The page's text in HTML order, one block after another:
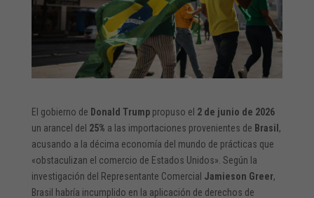
El gobierno de Donald Trumppropuso el 2 de junio de 2026
un arancel del 25% a las importaciones provenientes de Brasil ,
acusando a la décima economía del mundo de prácticas que
«obstaculizan el comercio de Estados Unidos». Según la
investigación del Representante Comercial Jamieson Greer,
Brasil habría incumplido en la aplicación de derechos de